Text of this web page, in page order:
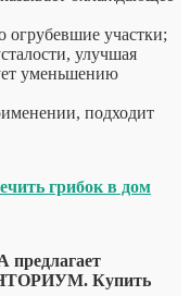
огрубевшие участки;
улучшая
уменьшению
подходит
грибок в дом
Купить